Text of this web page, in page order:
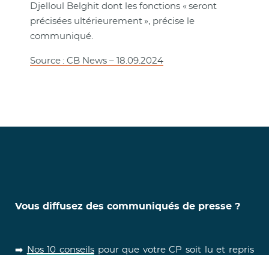
Djelloul Belghit dont les fonctions « seront
précisées ultérieurement », précise le
communiqué.
Source : CB News – 18.09.2024
Vous diffusez des communiqués de presse ?
➡️ Nos 10 conseilspour que votre CP soit lu et repris